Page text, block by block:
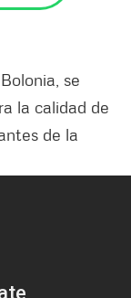
se
la calidad de
de la